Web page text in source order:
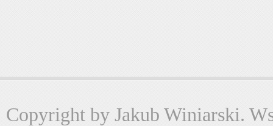
Copyright by Jakub Winiarski.